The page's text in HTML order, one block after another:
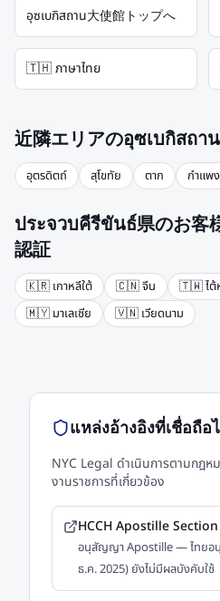
อุซเบกิสถาน大使館トップへ
🇹🇭 ภาษาไทย
近隣エリアのอุซเบกิสถา
อุตรดิตถ์ สุโขทัย ตาก กำแพ
ประจวบคีรีขันธ์県のお客
認証
🇰🇷 เกาหลีใต้ 🇨🇳จีน 🇹🇼ไ
🇲🇾 มาเลเซีย 🇻🇳 เวียดนาม
แหล่งอ้างอิงที่เชื่อถือ
NYC Legal ดำเนินการตามกฎห
งานราชการที่เกี่ยวข้อง
HCCH Apostille Section
อนุสัญญา Apostille — ไทยอนุ
ธ.ค. 2025) ยังไม่มีผลบังคับใช้